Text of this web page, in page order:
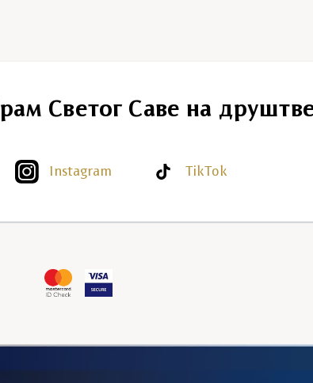
Светог Саве на
Instagram TikTok